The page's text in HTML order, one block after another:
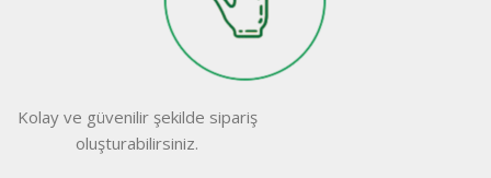
Kolay ve güvenilir şekilde sipariş
oluşturabilirsiniz.